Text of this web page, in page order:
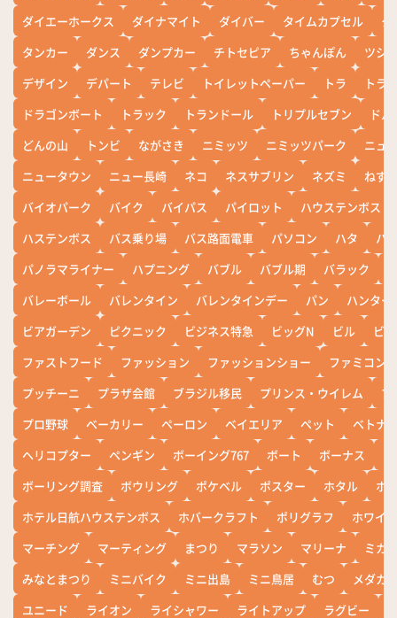
ダイエーホークス
ダイナマイト ダイバー タイムカプセル
タ
タンカー
ダンス ダンプカー チトセピア ちゃんぽん
ツシ
デザイン
デパート テレビ トイレットペーパー トラ
トラ
ドラゴンボート
トラック トランドール トリプルセブン
ド
どんの山
トンビ ながさき ニミッツ ニミッツパーク
ニュ
ニュータウン
ニュー長崎 ネコ ネスサブリン ネズミ
ねず
バイオパーク
バイク バイパス パイロット
ハウステンボス
ハステンボス
バス乗り場 バス路面電車 パソコン ハタ
ハ
パノラマライナー
ハプニング バブル バブル期 バラック
バレーボール
バレンタイン バレンタインデー パン
ハンター
ビアガーデン
ピクニック ビジネス特急 ビッグN ビル
ビワ
ファストフード
ファッション ファッションショー
ファミコン
プッチーニ
プラザ会館 ブラジル移民 プリンス・ウイレム
ブ
プロ野球
ベーカリー ペーロン ベイエリア ペット
ベトナ
ヘリコプター
ペンギン ボーイング767 ボート ボーナス
ボーリング調査
ボウリング ポケベル ポスター ホタル
ホ
ホテル日航ハウステンボス
ホバークラフト ポリグラフ
ホワイ
マーチング
マーティング まつり マラソン マリーナ
ミカ
みなとまつり
ミニバイク ミニ出島 ミニ鳥居 むつ
メダカ
ユニード
ライオン ライシャワー ライトアップ ラグビー